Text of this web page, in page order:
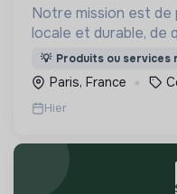
Notre mission est
locale et durable, de
abordable.
💡 Produits ou services
Paris, France
Hier